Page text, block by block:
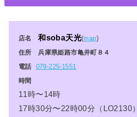
店名和soba天光(map)
住所 兵庫県姫路市亀井町８４
電話
079-225-1551
時間
11時〜14時
17時30分〜22時00分（LO2130）